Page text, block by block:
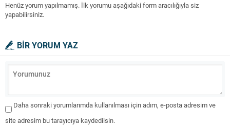
Henüz yorum yapılmamış. İlk yorumu aşağıdaki form aracılığıyla siz
yapabilirsiniz.
BİR YORUM YAZ
Daha sonraki yorumlarımda kullanılması için adım, e-posta adresim ve
site adresim bu tarayıcıya kaydedilsin.